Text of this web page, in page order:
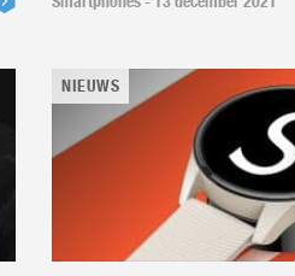
NIEUWS